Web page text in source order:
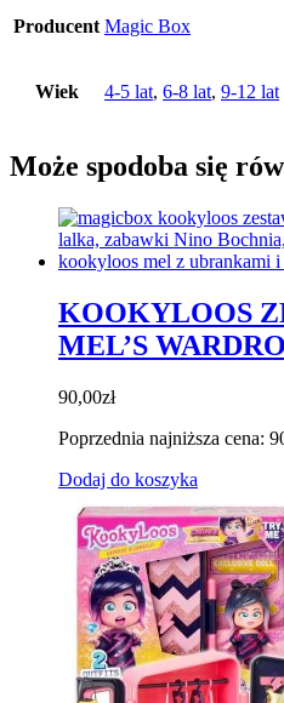
Producent Magic Box
Wiek 4-5 lat, 6-8 lat, 9-12 lat
Może spodoba się
KOOKYLOOS
MEL’S
90,00zł
Poprzednia najniższa cena:
Dodaj do koszyka